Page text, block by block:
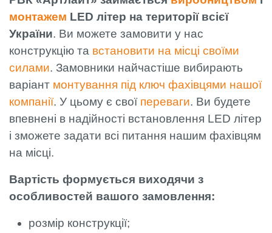
монтажем LED літер на території всієї
України. Ви можете замовити у нас
конструкцію та встановити на місці своїми
силами. Замовники найчастіше вибирають
варіант монтування під ключ фахівцями нашої
компанії. У цьому є свої переваги. Ви будете
впевнені в надійності встановлення LED літер
і зможете задати всі питання нашим фахівцям
на місці.
Вартість формується виходячи з
особливостей вашого замовлення:
розмір конструкції;